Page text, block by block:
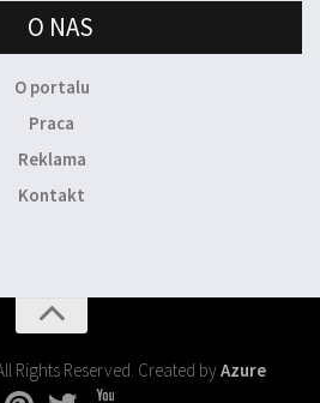
O NAS
O portalu
Praca
Reklama
Kontakt
Rights Reserved. Created byAzure